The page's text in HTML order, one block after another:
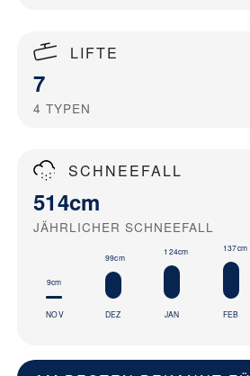
LIFTE
7
4 TYPEN
SCHNEEFALL
514cm
JÄHRLICHER SCHNEEFALL
9cm
NOV
99cm
DEZ
124cm
JAN
137cm
FEB